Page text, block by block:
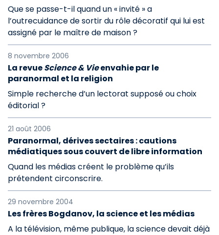
Que se passe-t-il quand un « invité » a
l’outrecuidance de sortir du rôle décoratif qui lui est
assigné par le maître de maison ?
8 novembre 2006
La revueScience & Vieenvahie par le
paranormal et la religion
Simple recherche d’un lectorat supposé ou choix
éditorial ?
21 août 2006
Paranormal, dérives sectaires : cautions
médiatiques sous couvert de libre information
Quand les médias créent le problème qu’ils
prétendent circonscrire.
29 novembre 2004
Les frères Bogdanov, la science et les médias
A la télévision, même publique, la science devait déjà